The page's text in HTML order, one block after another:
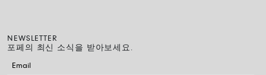
NEWSLETTER
포페의 최신 소식을 받아보세요.